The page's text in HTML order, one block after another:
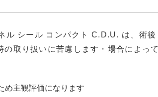
ル シール コンパクト C.D.U. は、術
の取り扱いに苦慮します・場合によっ
め主観評価になります